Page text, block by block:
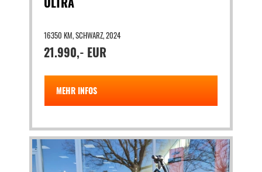
16350 KM, SCHWARZ, 2024
21.990,- EUR
MEHR INFOS